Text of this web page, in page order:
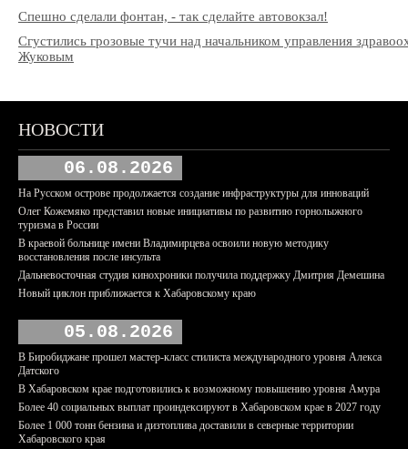
Спешно сделали фонтан, - так сделайте автовокзал!
Сгустились грозовые тучи над начальником управления
Жуковым
НОВОСТИ
06.08.2026
На Русском острове продолжается создание инфраструктуры для инноваций
Олег Кожемяко представил новые инициативы по развитию горнолыжного
туризма в России
В краевой больнице имени Владимирцева освоили новую методику
восстановления после инсульта
Дальневосточная студия кинохроники получила поддержку Дмитрия Демешина
Новый циклон приближается к Хабаровскому краю
05.08.2026
В Биробиджане прошел мастер-класс стилиста международного уровня Алекса
Датского
В Хабаровском крае подготовились к возможному повышению уровня Амура
Более 40 социальных выплат проиндексируют в Хабаровском крае в 2027 году
Более 1 000 тонн бензина и дизтоплива доставили в северные территории
Хабаровского края